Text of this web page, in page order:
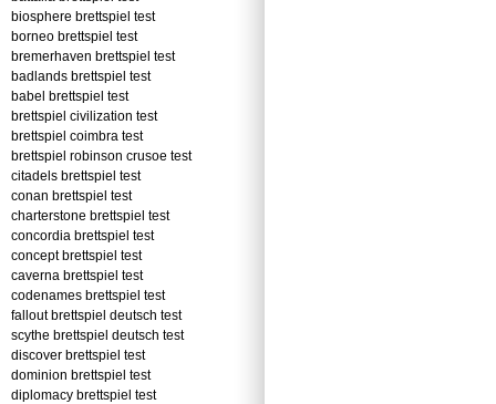
biosphere brettspiel test
borneo brettspiel test
bremerhaven brettspiel test
badlands brettspiel test
babel brettspiel test
brettspiel civilization test
brettspiel coimbra test
brettspiel robinson crusoe test
citadels brettspiel test
conan brettspiel test
charterstone brettspiel test
concordia brettspiel test
concept brettspiel test
caverna brettspiel test
codenames brettspiel test
fallout brettspiel deutsch test
scythe brettspiel deutsch test
discover brettspiel test
dominion brettspiel test
diplomacy brettspiel test